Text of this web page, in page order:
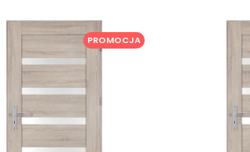
PROMOCJA